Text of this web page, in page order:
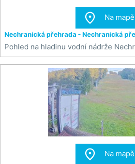
 Na mapě
Nechranická přehrada - Nechranická
Pohled na hladinu vodní nádrže
 Na mapě